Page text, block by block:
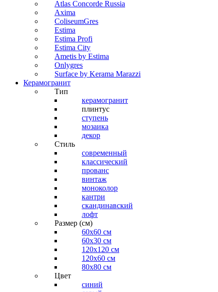
Atlas Concorde Russia
Axima
ColiseumGres
Estima
Estima Profi
Estima City
Ametis by Estima
Onlygres
Surface by Kerama Marazzi
Керамогранит
Тип
керамогранит
плинтус
ступень
мозаика
декор
Стиль
современный
классический
прованс
винтаж
моноколор
кантри
скандинавский
лофт
Размер (см)
60х60 см
60x30 см
120x120 см
120x60 см
80x80 см
Цвет
синий